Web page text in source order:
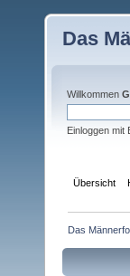
Das
Willkommen
Einloggen mit
Übersicht
Das